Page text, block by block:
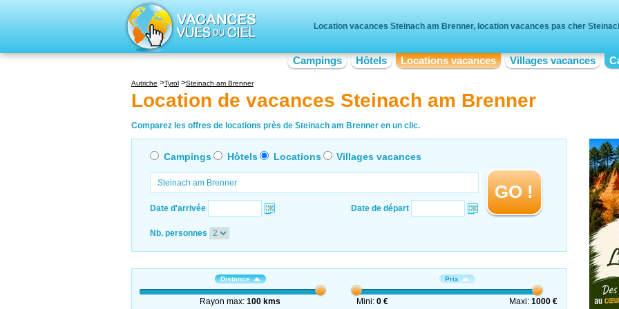
Location vacances Steinach am Brenner, location vacances pas cher
Campings Hôtels Locations vacances Villages vacances
Autriche Tyrol Steinach am Brenner
Location de vacances Steinach am Brenner
Comparez les offres de locations près de Steinach am Brenner en un clic.
Campings Hôtels Locations Villages vacances
Date d'arrivée Date de départ
GO !
Nb. personnes
Distance
Rayon max:100 kms
Prix
Mini: 0 € Maxi:1000 €